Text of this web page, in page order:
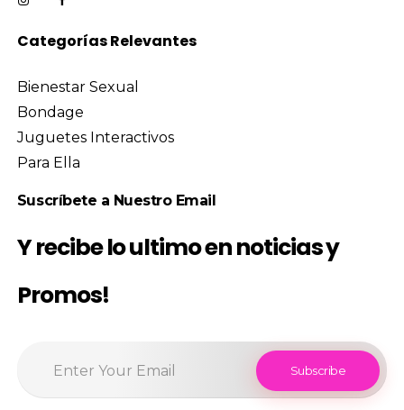
Categorías Relevantes
Bienestar Sexual
Bondage
Juguetes Interactivos
Para Ella
Suscríbete a Nuestro Email
Y recibe lo ultimo en noticias y
Promos!